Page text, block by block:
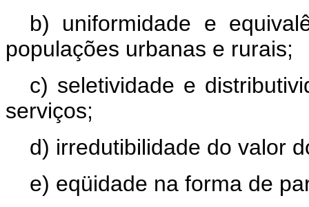
b) uniformidade e
populações urbanas e rurais;
c) seletividade e
serviços;
d) irredutibilidade do valor
e) eqüidade na forma de